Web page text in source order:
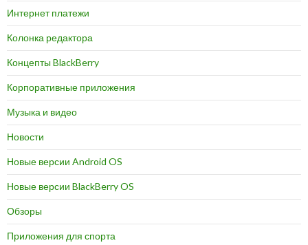
Интернет платежи
Колонка редактора
Концепты BlackBerry
Корпоративные приложения
Музыка и видео
Новости
Новые версии Android OS
Новые версии BlackBerry OS
Обзоры
Приложения для спорта